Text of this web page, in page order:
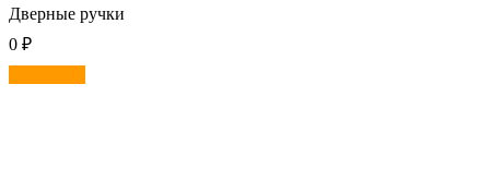
Дверные ручки
0 ₽